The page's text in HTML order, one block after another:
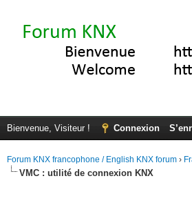
Bienvenue, Visiteur ! Connexion
Forum KNX francophone / English KNX forum ›
VMC : utilité de connexion KNX